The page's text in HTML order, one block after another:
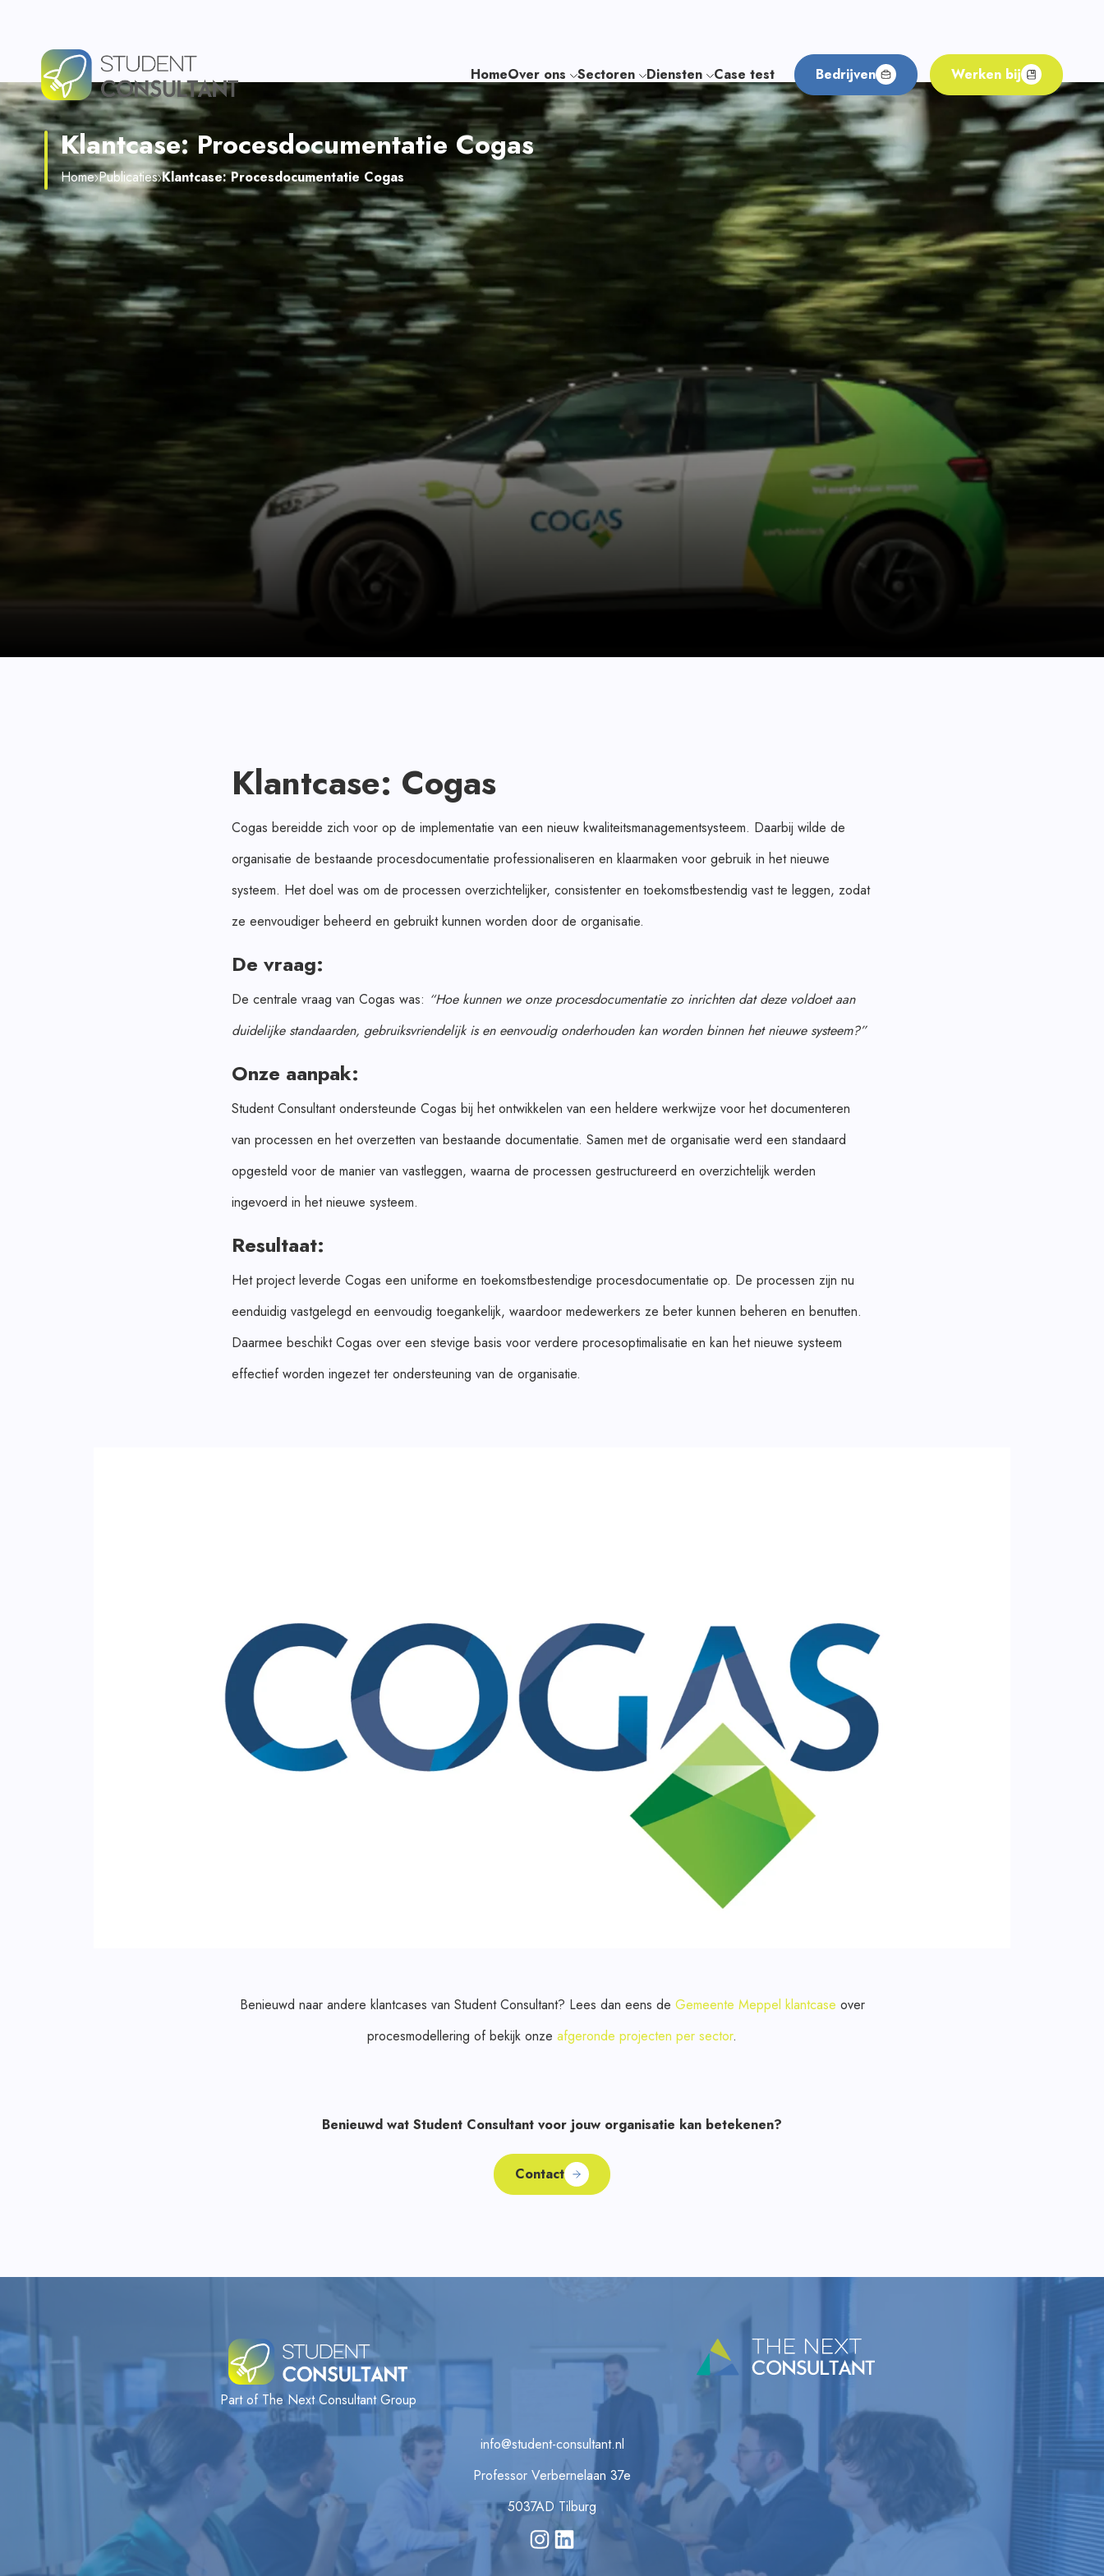
HomeOver ons Sectoren Diensten Case test Bedrijven Werken bij
Klantcase: Procesdocumentatie Cogas
Home Publicaties Klantcase: Procesdocumentatie Cogas
Klantcase: Cogas
Cogas bereidde zich voor op de implementatie van een nieuw kwaliteitsmanagementsysteem. Daarbij wilde de
organisatie de bestaande procesdocumentatie professionaliseren en klaarmaken voor gebruik in het nieuwe
systeem. Het doel was om de processen overzichtelijker, consistenter en toekomstbestendig vast te leggen, zodat
ze eenvoudiger beheerd en gebruikt kunnen worden door de organisatie.
De vraag:
De centrale vraag van Cogas was: “Hoe kunnen we onze procesdocumentatie zo inrichten dat deze voldoet aan
duidelijke standaarden, gebruiksvriendelijk is en eenvoudig onderhouden kan worden binnen het nieuwe systeem?”
Onze aanpak:
Student Consultant ondersteunde Cogas bij het ontwikkelen van een heldere werkwijze voor het documenteren
van processen en het overzetten van bestaande documentatie. Samen met de organisatie werd een standaard
opgesteld voor de manier van vastleggen, waarna de processen gestructureerd en overzichtelijk werden
ingevoerd in het nieuwe systeem.
Resultaat:
Het project leverde Cogas een uniforme en toekomstbestendige procesdocumentatie op. De processen zijn nu
eenduidig vastgelegd en eenvoudig toegankelijk, waardoor medewerkers ze beter kunnen beheren en benutten.
Daarmee beschikt Cogas over een stevige basis voor verdere procesoptimalisatie en kan het nieuwe systeem
effectief worden ingezet ter ondersteuning van de organisatie.
Benieuwd naar andere klantcases van Student Consultant? Lees dan eens de Gemeente Meppel klantcase over
procesmodellering of bekijk onze afgeronde projecten per sector.
Benieuwd wat Student Consultant voor jouw organisatie kan betekenen?
Contact
Part of The Next Consultant Group
info@student-consultant.nl
Professor Verbernelaan 37e
5037AD Tilburg